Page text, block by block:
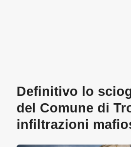
Definitivo lo
del Comune di
infiltrazioni